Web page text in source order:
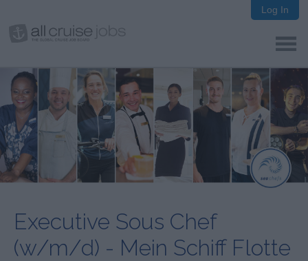
Log In
Executive Sous Chef
(w/m/d) - Mein Schiff Flotte